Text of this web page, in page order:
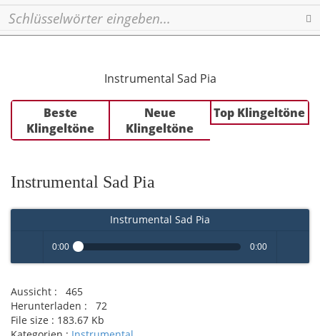
Instrumental Sad Pia
Beste
Klingeltöne
Neue
Klingeltöne
Top Klingeltöne
Instrumental Sad Pia
Instrumental Sad Pia
Play /
0:00 0:00
Aussicht :
465
Herunterladen :
72
File size : 183.67 Kb